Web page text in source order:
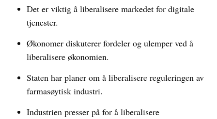
Det er viktig å liberalisere markedet for digitale
tjenester.
Økonomer diskuterer fordeler og ulemper ved å
liberalisere økonomien.
Staten har planer om å liberalisere reguleringen av
farmasøytisk industri.
Industrien presser på for å liberalisere